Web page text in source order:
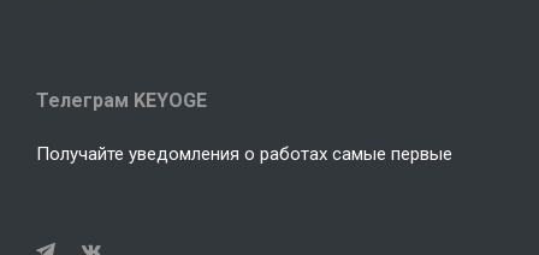
Телеграм KEYOGE
Получайте уведомления о работах самые первые